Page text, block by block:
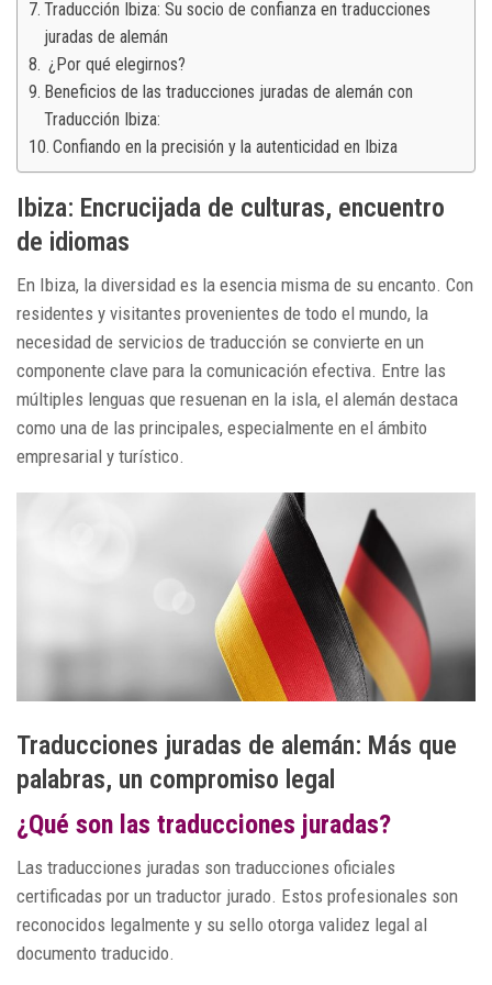
Traducción Ibiza: Su socio de confianza en traducciones
juradas de alemán
¿Por qué elegirnos?
Beneficios de las traducciones juradas de alemán con
Traducción Ibiza:
Confiando en la precisión y la autenticidad en Ibiza
Ibiza: Encrucijada de culturas, encuentro
de idiomas
En Ibiza, la diversidad es la esencia misma de su encanto. Con
residentes y visitantes provenientes de todo el mundo, la
necesidad de servicios de traducción se convierte en un
componente clave para la comunicación efectiva. Entre las
múltiples lenguas que resuenan en la isla, el alemán destaca
como una de las principales, especialmente en el ámbito
empresarial y turístico.
Traducciones juradas de alemán: Más que
palabras, un compromiso legal
¿Qué son las traducciones juradas?
Las traducciones juradas son traducciones oficiales
certificadas por un traductor jurado. Estos profesionales son
reconocidos legalmente y su sello otorga validez legal al
documento traducido.